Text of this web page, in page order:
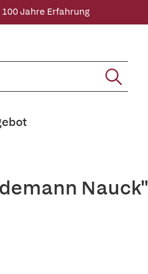
100 Jahre Erfahrung
Nauck"